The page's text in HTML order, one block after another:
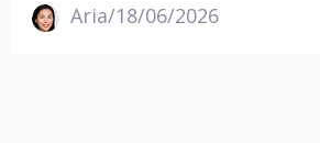
Aria/18/06/2026